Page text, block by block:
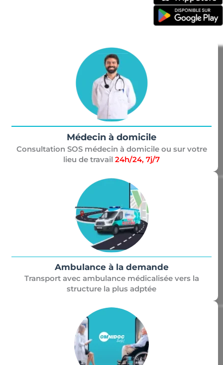
Médecin à domicile
Consultation SOS médecin à domicile ou sur votre
lieu de travail 24h/24, 7j/7
Ambulance à la demande
Transport avec ambulance médicalisée vers la
structure la plus adptée